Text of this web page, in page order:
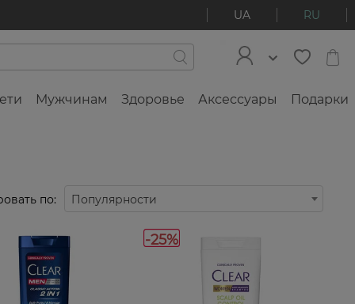
UA RU
Мужчинам Здоровье Аксессуары Подарки
по: Популярности
-25%